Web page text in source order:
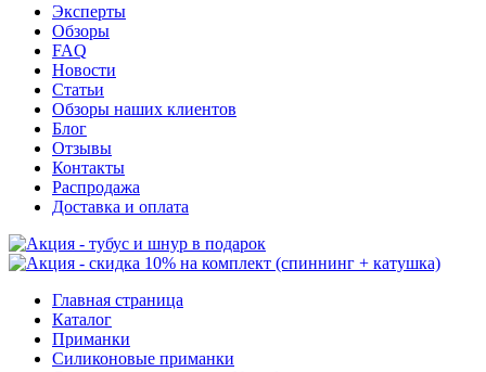
Эксперты
Обзоры
FAQ
Новости
Статьи
Обзоры наших клиентов
Блог
Отзывы
Контакты
Распродажа
Доставка и оплата
Главная страница
Каталог
Приманки
Силиконовые приманки